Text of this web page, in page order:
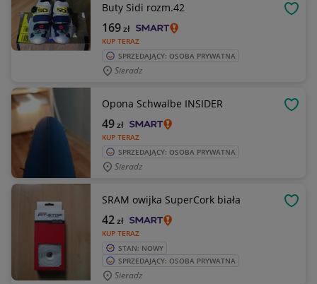
Buty Sidi rozm.42
KUP TERAZ
169zł
SPRZEDAJĄCY: OSOBA PRYWATNA
Sieradz
Opona Schwalbe INSIDER
KUP TERAZ
49zł
SPRZEDAJĄCY: OSOBA PRYWATNA
Sieradz
SRAM owijka SuperCork biała
KUP TERAZ
42zł
STAN: NOWY
SPRZEDAJĄCY: OSOBA PRYWATNA
Sieradz